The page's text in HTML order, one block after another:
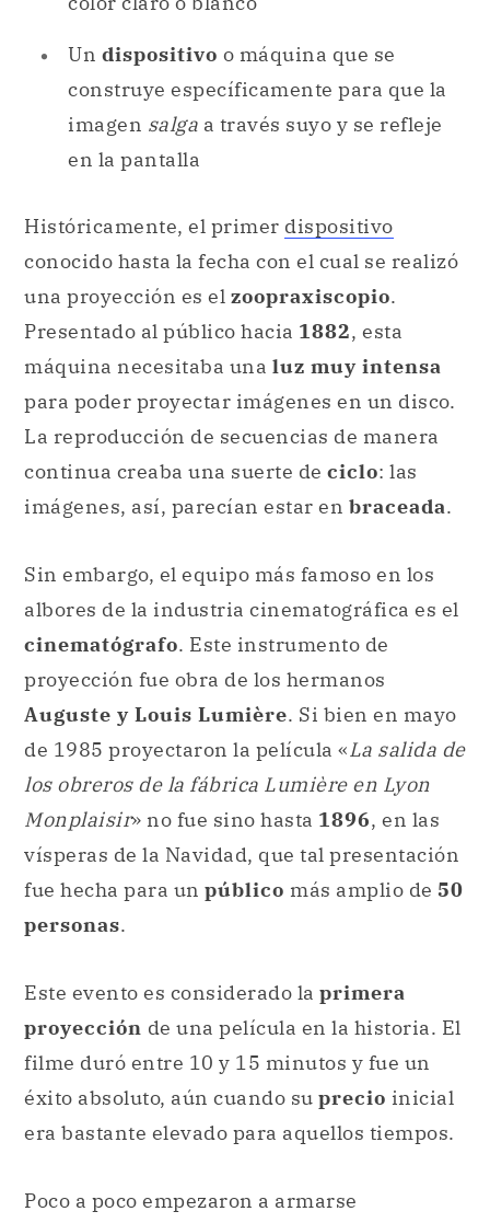
Históricamente, el primerdispositivo
conocido hasta la fecha con el cual se realizó
una proyección es el
máquina necesitaba unaluz muy intensa
para poder proyectar imágenes en un disco.
La reproducción de secuencias de manera
continua creaba una suerte deciclo: las
imágenes, así, parecían estar enbraceada
Sin embargo, el equipo más famoso en los
albores de la industria cinematográfica es el
cinematógrafo. Este instrumento de
Auguste y Louis Lumière. Si bien en mayo
de 1985 proyectaron la película «La salida de
los obreros de la fábrica Lumière en Lyon
Monplaisir» no fue sino hasta1896, en las
vísperas de la Navidad, que tal presentación
fue hecha para unpúblicomás amplio de 50
personas.
Este evento es considerado laprimera
proyecciónde una película en la historia. El
filme duró entre 10 y 15 minutos y fue un
era bastante elevado para aquellos tiempos.
Poco a poco empezaron a armarse
presentaciones de personas saliendo de
diferentes lugares, o gente en eventos, y
lugares deEuropa.